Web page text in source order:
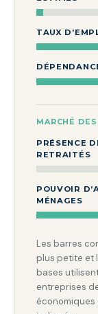
TAUX
MARCHÉ
PRÉSENCE
RETRAITÉS
POUVOIR
MÉNAGES
Les barres
plus petite et
bases
entreprises
économiques